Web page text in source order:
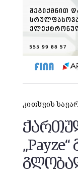
კითხვის